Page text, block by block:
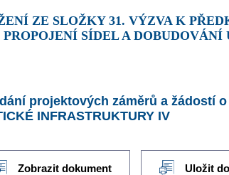
PROPOJENÍ SÍDEL A
projektových záměrů a žádostí
INFRASTRUKTURY IV
Zobrazit dokument Uložit